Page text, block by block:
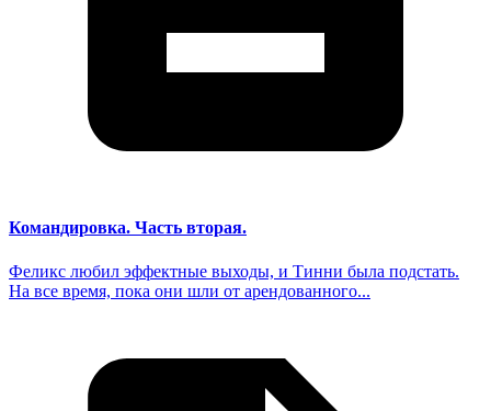
Командировка. Часть вторая.
Феликс любил эффектные выходы, и Тинни была подстать.
На все время, пока они шли от арендованного...